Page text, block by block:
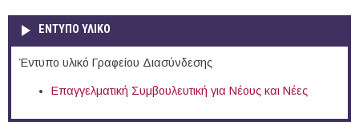
ΕΝΤΥΠΟ ΥΛΙΚΟ
Έντυπο υλικό Γραφείου Διασύνδεσης
Επαγγελματική Συμβουλευτική για Νέους και Νέες